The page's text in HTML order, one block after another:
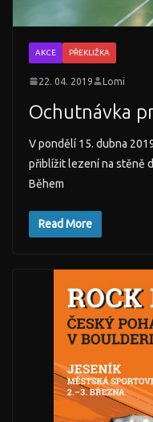
AKCE PŘEKLIŽKA
22. 04. 2019 Lomi
Ochutnávka
V pondělí 15. dubna
přiblížit lezení na stěně
Během
Read More